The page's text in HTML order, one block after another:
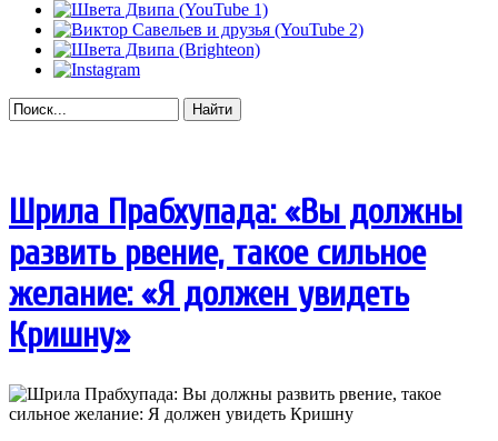
Найти
Шрила Прабхупада: «Вы должны
развить рвение, такое сильное
желание: «Я должен увидеть
Кришну»